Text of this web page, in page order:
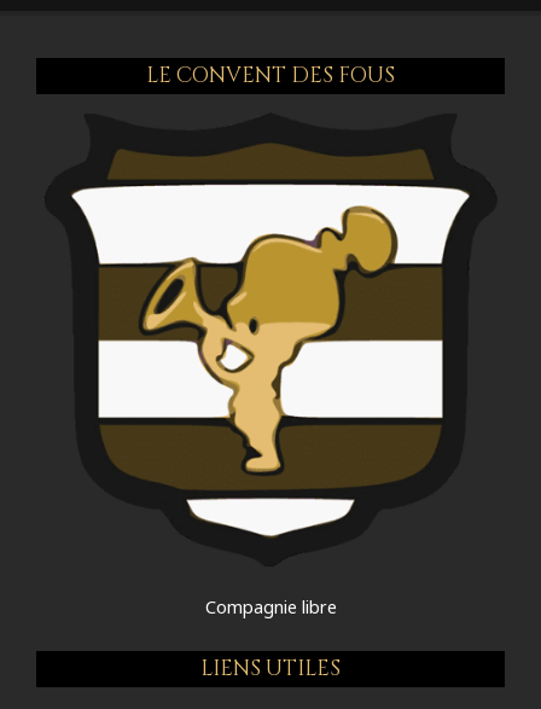
LE CONVENT DES FOUS
Compagnie libre
LIENS UTILES